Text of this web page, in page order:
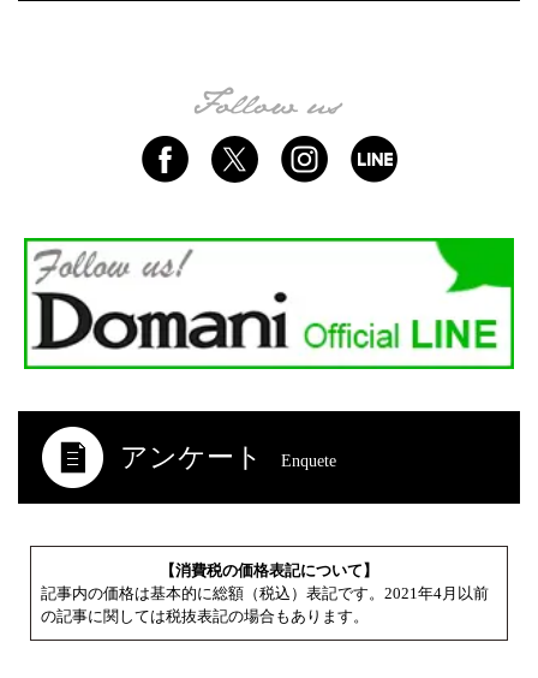
アンケート Enquete
【消費税の価格表記について】
記事内の価格は基本的に総額（税込）表記です。2021年4月以前
の記事に関しては税抜表記の場合もあります。